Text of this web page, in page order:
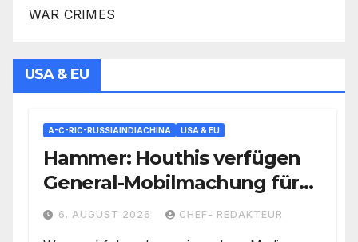
WAR CRIMES
USA & EU
A-C-RIC-RUSSIAINDIACHINA USA & EU
Hammer: Houthis verfügen
General-Mobilmachung für
Saudi-Krieg= Kampf um
6. AUGUST 2026 CHEF- REDAKTEUR